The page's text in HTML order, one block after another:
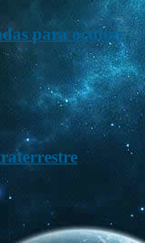
para ocultar